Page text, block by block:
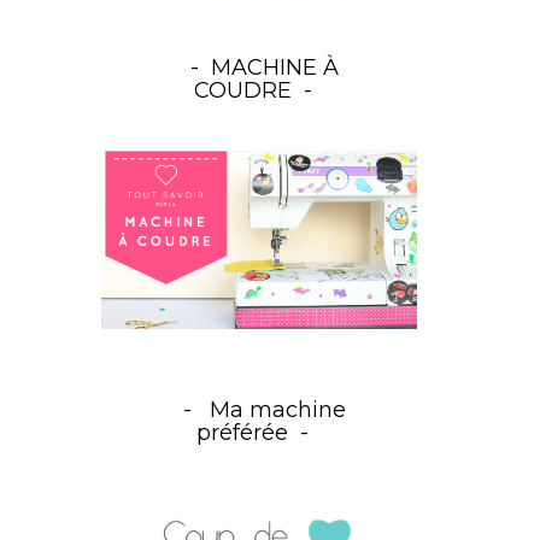
MACHINE À
COUDRE
Ma machine
préférée